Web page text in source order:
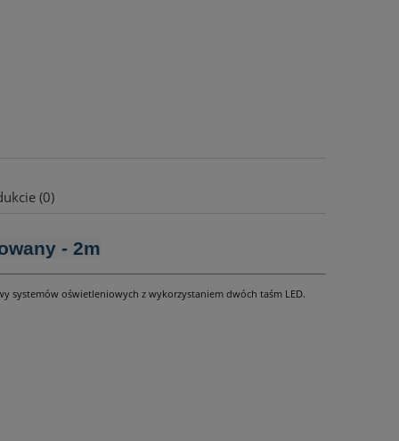
(0)
- 2m
oświetleniowych z wykorzystaniem dwóch taśm LED.